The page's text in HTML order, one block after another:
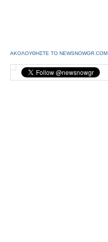
ΑΚΟΛΟΥΘΗΣΤΕ ΤΟ NEWSNOWGR.COM